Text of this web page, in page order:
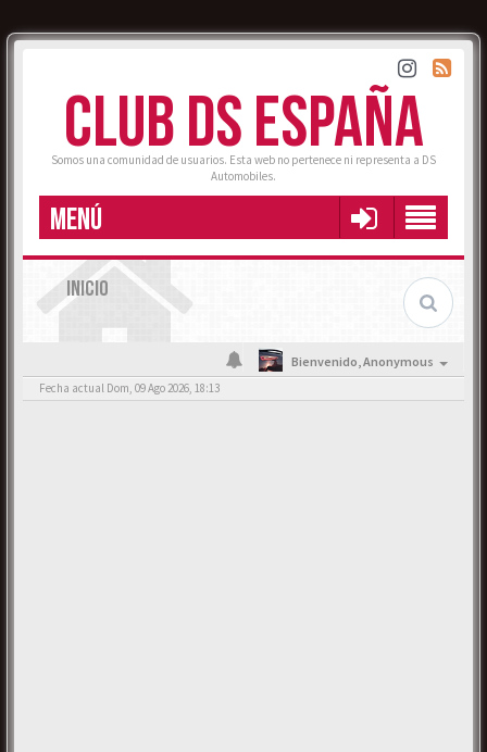
CLUB DS ESPAÑA
Somos una comunidad de usuarios. Esta web no pertenece ni representa a DS
Automobiles.
MENÚ
INICIO
Bienvenido,Anonymous
Fecha actual Dom, 09 Ago 2026, 18:13